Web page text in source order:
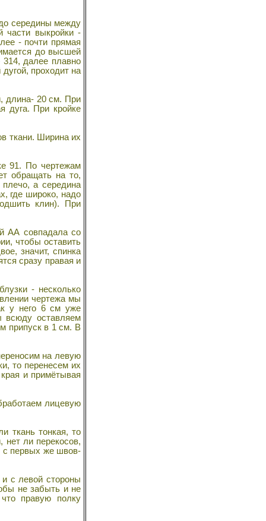
середины между
выкройки -
- почти прямая
до высшей
далее плавно
проходит на
длина- 20 см. При
дуга. При кройке
ткани. Ширина их
91. По чертежам
обращать на то,
а середина
где широко, надо
клин). При
АА совпадала со
чтобы оставить
значит, спинка
сразу правая и
- несколько
чертежа мы
у него 6 см уже
всюду оставляем
припуск в 1 см. В
на левую
то перенесем их
и примётывая
лицевую
ткань тонкая, то
ли перекосов,
с первых же швов-
с левой стороны
не забыть и не
правую полку